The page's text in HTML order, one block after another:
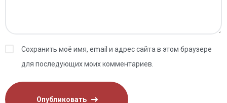
Сохранить моё имя, email и адрес сайта в этом браузере
для последующих моих комментариев.